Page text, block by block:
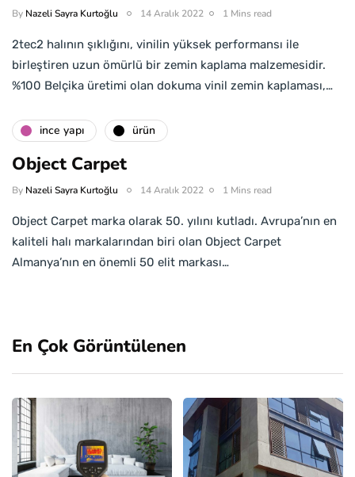
By Nazeli Sayra Kurtoğlu 14 Aralık 2022 1 Mins read
2tec2 halının şıklığını, vinilin yüksek performansı ile
birleştiren uzun ömürlü bir zemin kaplama malzemesidir.
%100 Belçika üretimi olan dokuma vinil zemin kaplaması,…
i̇nce yapı ürün
Object Carpet
By Nazeli Sayra Kurtoğlu 14 Aralık 2022 1 Mins read
Object Carpet marka olarak 50. yılını kutladı. Avrupa’nın en
kaliteli halı markalarından biri olan Object Carpet
Almanya’nın en önemli 50 elit markası…
En Çok Görüntülenen